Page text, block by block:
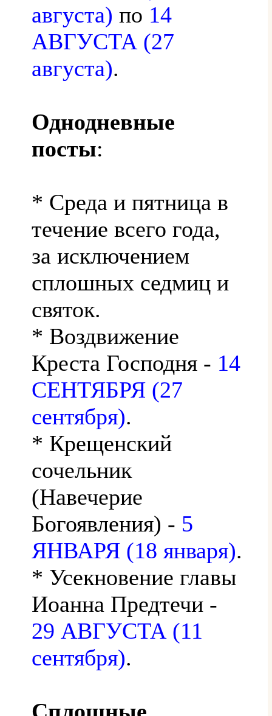
августа) по 14
АВГУСТА (27
августа).
Однодневные
посты:
* Среда и пятница в
течение всего года,
за исключением
сплошных седмиц и
святок.
* Воздвижение
Креста Господня - 14
СЕНТЯБРЯ (27
сентября).
* Крещенский
сочельник
(Навечерие
Богоявления) - 5
ЯНВАРЯ (18 января).
* Усекновение главы
Иоанна Предтечи -
29 АВГУСТА (11
сентября).